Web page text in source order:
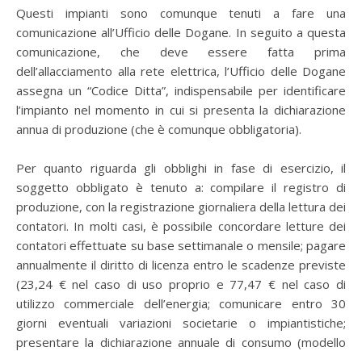
Questi impianti sono comunque tenuti a fare una
comunicazione all’Ufficio delle Dogane. In seguito a questa
comunicazione, che deve essere fatta prima
dell’allacciamento alla rete elettrica, l’Ufficio delle Dogane
assegna un “Codice Ditta”, indispensabile per identificare
l’impianto nel momento in cui si presenta la dichiarazione
annua di produzione (che è comunque obbligatoria).
Per quanto riguarda gli obblighi in fase di esercizio, il
soggetto obbligato è tenuto a: compilare il registro di
produzione, con la registrazione giornaliera della lettura dei
contatori. In molti casi, è possibile concordare letture dei
contatori effettuate su base settimanale o mensile; pagare
annualmente il diritto di licenza entro le scadenze previste
(23,24 € nel caso di uso proprio e 77,47 € nel caso di
utilizzo commerciale dell’energia; comunicare entro 30
giorni eventuali variazioni societarie o impiantistiche;
presentare la dichiarazione annuale di consumo (modello